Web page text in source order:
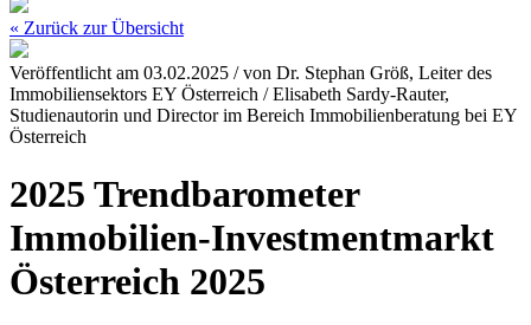
« Zurück zur Übersicht
Veröffentlicht am 03.02.2025 / von Dr. Stephan Größ, Leiter des
Immobiliensektors EY Österreich / Elisabeth Sardy-Rauter,
Studienautorin und Director im Bereich Immobilienberatung bei EY
Österreich
2025 Trendbarometer
Immobilien-Investmentmarkt
Österreich 2025